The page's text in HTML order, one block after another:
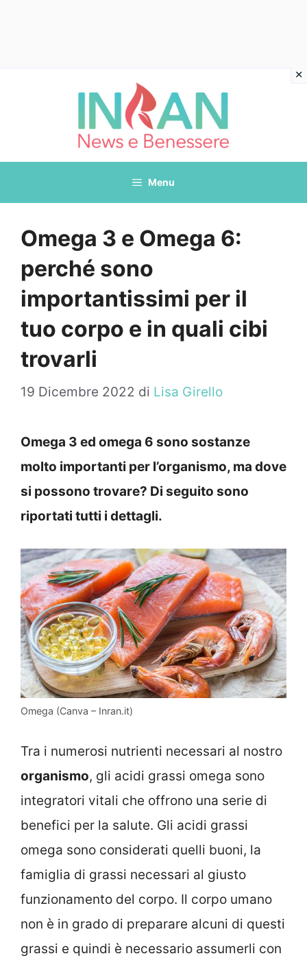
Menu
Omega 3 e Omega 6:
perché sono
importantissimi per il
tuo corpo e in quali cibi
trovarli
19 Dicembre 2022 di Lisa Girello
Omega 3 ed omega 6 sono sostanze
molto importanti per l’organismo, ma dove
si possono trovare? Di seguito sono
riportati tutti i dettagli.
Omega (Canva – Inran.it)
Tra i numerosi nutrienti necessari al nostro
organismo, gli acidi grassi omega sono
integratori vitali che offrono una serie di
benefici per la salute. Gli acidi grassi
omega sono considerati quelli buoni, la
famiglia di grassi necessari al giusto
funzionamento del corpo. Il corpo umano
non è in grado di preparare alcuni di questi
grassi e quindi è necessario assumerli con